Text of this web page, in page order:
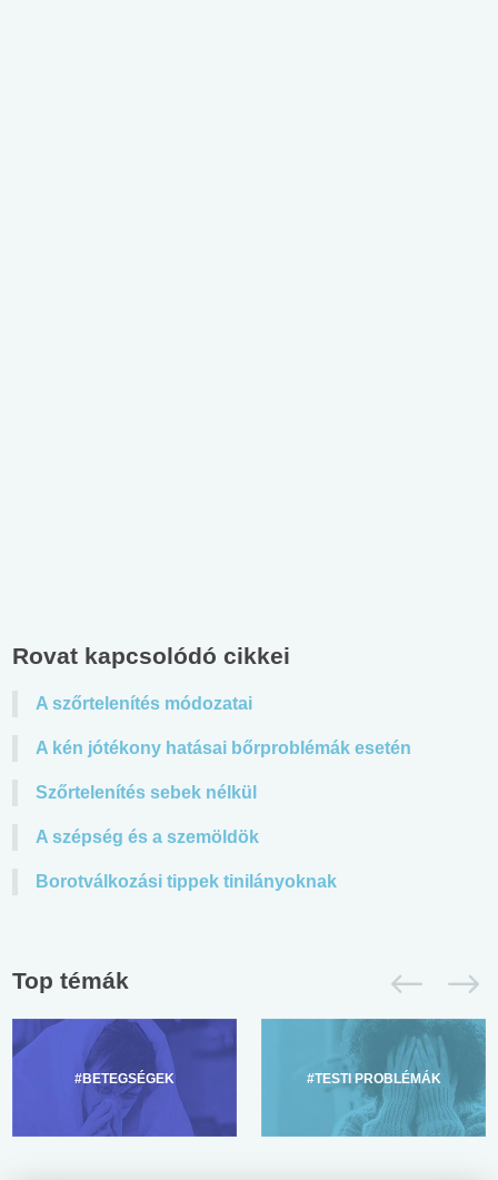
Rovat kapcsolódó cikkei
A szőrtelenítés módozatai
A kén jótékony hatásai bőrproblémák esetén
Szőrtelenítés sebek nélkül
A szépség és a szemöldök
Borotválkozási tippek tinilányoknak
Top témák
#BETEGSÉGEK #TESTI PROBLÉMÁK